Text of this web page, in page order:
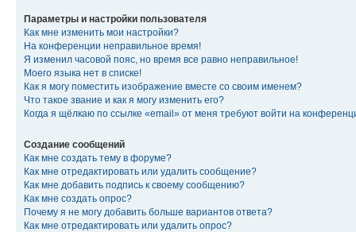
Параметры и настройки пользователя
Как мне изменить мои настройки?
На конференции неправильное время!
Я изменил часовой пояс, но время все равно неправильное!
Моего языка нет в списке!
Как я могу поместить изображение вместе со своим именем?
Что такое звание и как я могу изменить его?
Когда я щёлкаю по ссылке «email» от меня требуют войти на
Создание сообщений
Как мне создать тему в форуме?
Как мне отредактировать или удалить сообщение?
Как мне добавить подпись к своему сообщению?
Как мне создать опрос?
Почему я не могу добавить больше вариантов ответа?
Как мне отредактировать или удалить опрос?